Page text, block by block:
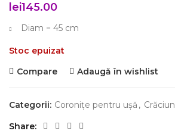
lei145.00
Diam = 45 cm
Stoc epuizat
Compare
Adaugă în wishlist
Categorii: Coronițe pentru ușă , Crăciun
Share